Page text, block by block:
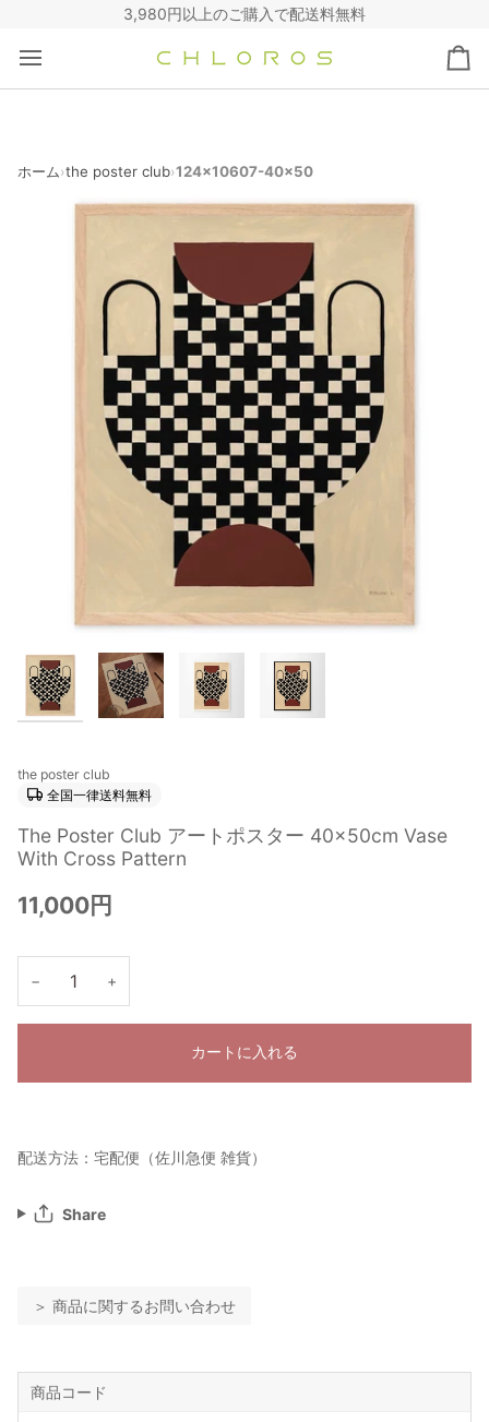
3,980円以上のご購入で配送料無料
カ
ー
ホーム›the poster club›124x10607-40x50
the poster club
全国一律送料無料
The Poster Club アートポスター 40×50cm Vase
With Cross Pattern
11,000円
− +
カートに入れる
配送方法：宅配便（佐川急便 雑貨）
Share
＞ 商品に関するお問い合わせ
商品コード